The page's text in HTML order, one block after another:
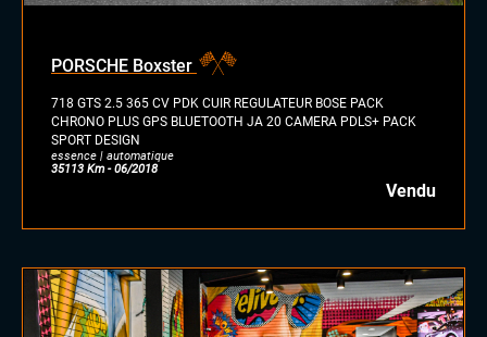
PORSCHE Boxster
718 GTS 2.5 365 CV PDK CUIR REGULATEUR BOSE PACK
CHRONO PLUS GPS BLUETOOTH JA 20 CAMERA PDLS+ PACK
SPORT DESIGN
essence | automatique
35113 Km - 06/2018
Vendu